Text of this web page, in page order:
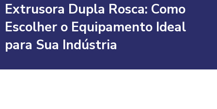
Extrusora Dupla Rosca: Como
Escolher o Equipamento Ideal
para Sua Indústria